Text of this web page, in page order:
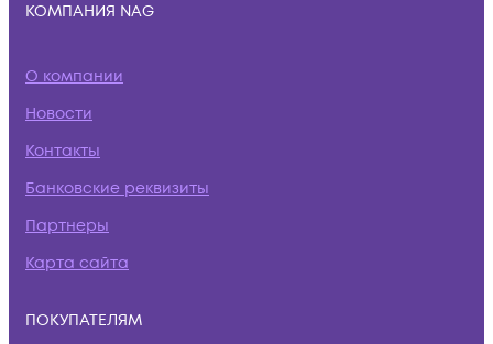
КОМПАНИЯ NAG
О компании
Новости
Контакты
Банковские реквизиты
Партнеры
Карта сайта
ПОКУПАТЕЛЯМ